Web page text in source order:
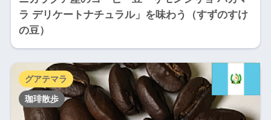
ラ デリケートナチュラル」を味わう（すずのすけ
の豆）
グアテマラ
珈琲散歩